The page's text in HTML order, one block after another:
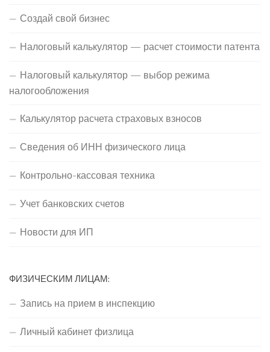
Создай свой бизнес
Налоговый калькулятор — расчет стоимости патента
Налоговый калькулятор — выбор режима
налогообложения
Калькулятор расчета страховых взносов
Сведения об ИНН физического лица
Контрольно-кассовая техника
Учет банковских счетов
Новости для ИП
ФИЗИЧЕСКИМ ЛИЦАМ:
Запись на прием в инспекцию
Личный кабинет физлица